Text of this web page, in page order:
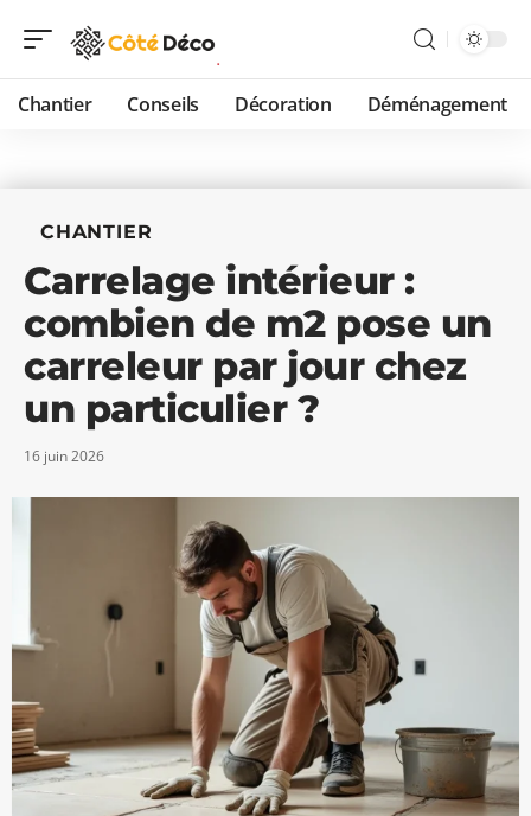
Chantier Conseils Décoration Déménagement
CHANTIER
Carrelage intérieur :
combien de m2 pose un
carreleur par jour chez
un particulier ?
16 juin 2026